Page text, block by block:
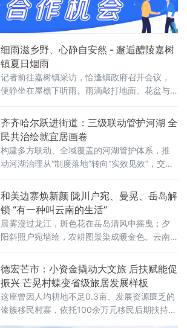
细雨滋乡野、心静自安然 - 邂逅醴陵嘉树
镇夏日烟雨
记者前往嘉树镇采访，恰逢镇政府召开会议，
便静坐在屋檐下听雨。雨滴敲打地面、花盆与
的清新气息，心头浮躁悄然消散。夏日乡村的
细雨，自带温润的烟火气息。细密雨点飘落院
中地砖，落下时漾开圈圈浅浅水痕。不锈钢栏
杆挂满晶莹水珠，微风拂过，水珠顺势滚落，
滴答作响，节奏舒缓悠
齐齐哈尔跃进街道：三级联动管护河湖 全
民共治绘就宜居画卷
构建多方联动、全域覆盖的河湖管护体系，推
动河湖治理从“制度落地”转向“实效见效”，交出
护队伍，织密全域巡河防护网。街道建立街
道、社区两级河长责任体系，配齐专兼
和美边寨焕新颜 陇川户宛、曼晃、岳岛解
锁 “有一种叫云南的生活”
晨雾漫过龙江，斑色花在岳岛清风中摇曳；夕
阳斜照户宛墙绘，农耕图景染成暖金色。云南
村、景罕镇曼晃村勐约栋及勐约乡岳岛小组，
正以“美丽家园”建设的扎实成效，将“有一种叫
云南的生活”从诗意概念转化为可触可感的旅居
日常，为“旅居云南”品牌写下生动注脚。
德宏芒市：小资金撬动大文旅 后扶赋能促
振兴 芒晃村蝶变省级旅居发展样板
这座曾因人均耕地不足0.3亩、发展资源匮乏的
傣族移民村寨，依托100余万元移民后期扶持资